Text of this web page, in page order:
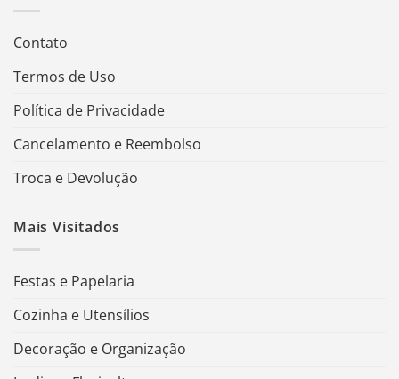
Contato
Termos de Uso
Política de Privacidade
Cancelamento e Reembolso
Troca e Devolução
Mais Visitados
Festas e Papelaria
Cozinha e Utensílios
Decoração e Organização